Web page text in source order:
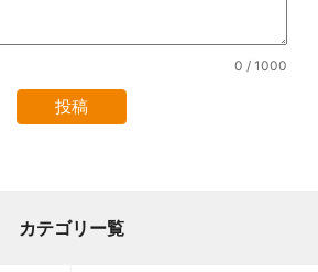
0 / 1000
カテゴリー覧